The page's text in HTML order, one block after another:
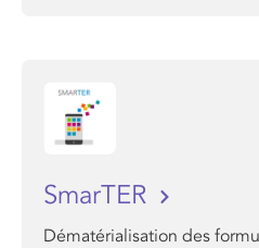
SmarTER
Dématérialisation des